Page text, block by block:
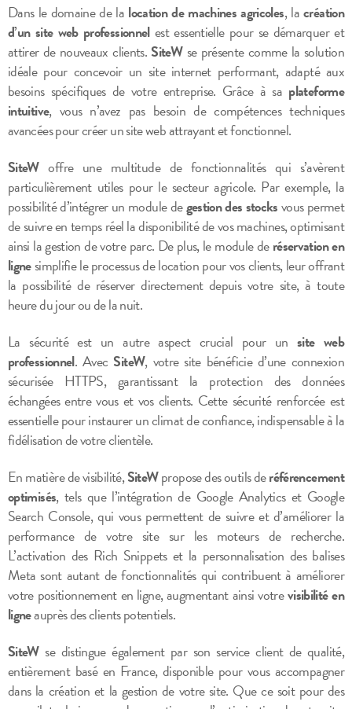
Dans le domaine de la location de machines agricoles, lacréation
d’un site web professionnelest essentielle pour se démarquer et
attirer de nouveaux clients. SiteWse présente comme la solution
idéale pour concevoir un site internet performant, adapté aux
besoins spécifiques de votre entreprise. Grâce à sa plateforme
intuitive, vous n’avez pas besoin de compétences techniques
avancées pour créer un site web attrayant et fonctionnel.
SiteWoffre une multitude de fonctionnalités qui s’avèrent
particulièrement utiles pour le secteur agricole. Par exemple, la
possibilité d’intégrer un module degestion des stocksvous permet
de suivre en temps réel la disponibilité de vos machines, optimisant
ainsi la gestion de votre parc. De plus, le module deréservation en
lignesimplifie le processus de location pour vos clients, leur offrant
la possibilité de réserver directement depuis votre site, à toute
heure du jour ou de la nuit.
La sécurité est un autre aspect crucial pour unsite web
professionnel. Avec SiteW, votre site bénéficie d’une connexion
sécurisée HTTPS, garantissant la protection des données
échangées entre vous et vos clients. Cette sécurité renforcée est
essentielle pour instaurer un climat de confiance, indispensable à la
fidélisation de votre clientèle.
En matière de visibilité,SiteWpropose des outils deréférencement
optimisés, tels que l’intégration de Google Analytics et Google
Search Console, qui vous permettent de suivre et d’améliorer la
performance de votre site sur les moteurs de recherche.
L’activation des Rich Snippets et la personnalisation des balises
Meta sont autant de fonctionnalités qui contribuent à améliorer
votre positionnement en ligne, augmentant ainsi votrevisibilité en
ligneauprès des clients potentiels.
SiteWse distingue également par son service client de qualité,
entièrement basé en France, disponible pour vous accompagner
dans la création et la gestion de votre site. Que ce soit pour des